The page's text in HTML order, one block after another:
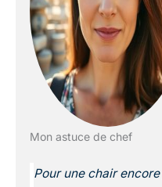
Mon astuce de chef
Pour une chair